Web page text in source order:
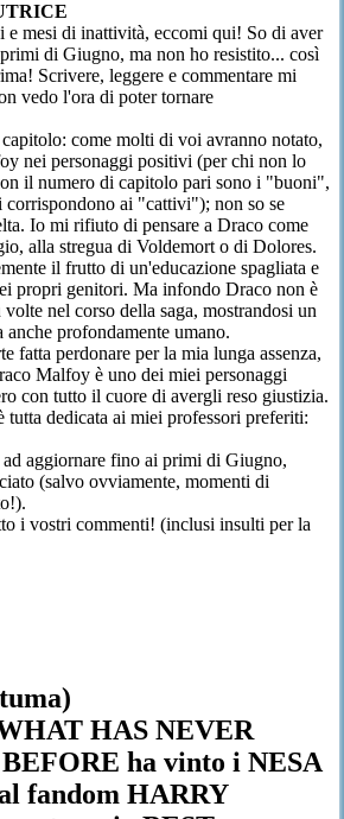
e mesi di inattività, eccomi qui! So di aver
di Giugno, ma non ho resistito... così
Scrivere, leggere e commentare mi
vedo l'ora di poter tornare
come molti di voi avranno notato,
nei personaggi positivi (per chi non lo
il numero di capitolo pari sono i "buoni",
corrispondono ai "cattivi"); non so se
Io mi rifiuto di pensare a Draco come
alla stregua di Voldemort o di Dolores.
il frutto di un'educazione spagliata e
propri genitori. Ma infondo Draco non è
nel corso della saga, mostrandosi un
anche profondamente umano.
fatta perdonare per la mia lunga assenza,
Malfoy è uno dei miei personaggi
con tutto il cuore di avergli reso giustizia.
tutta dedicata ai miei professori preferiti:
aggiornare fino ai primi di Giugno,
(salvo ovviamente, momenti di
i vostri commenti! (inclusi insulti per la
HAS NEVER
ha vinto i NESA
fandom HARRY